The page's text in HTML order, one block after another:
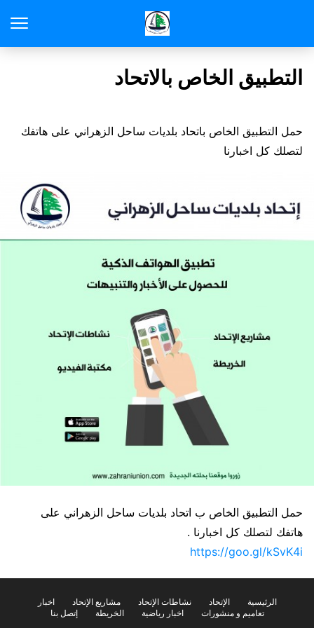
التطبيق الخاص بالاتحاد
حمل التطبيق الخاص باتحاد بلديات ساحل الزهراني على هاتفك
لتصلك كل اخبارنا
حمل التطبيق الخاص ب اتحاد بلديات ساحل الزهراني على
هاتفك لتصلك كل اخبارنا .
https://goo.gl/kSvK4i
الرئيسية الإتحاد نشاطات الإتحاد مشاريع الإتحاد
اخبار
تعاميم و منشورات
اخبار رياضية الخريطة إتصل بنا